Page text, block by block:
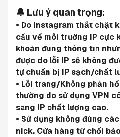
🔔 Lưu ý quan trọng:
• Do Instagram thắt chặt
cầu về môi trường IP cực
khoản đúng thông tin
được do lỗi IP sẽ không
tự chuẩn bị IP sạch/chất
• Lỗi trang/Không phản
thường do sử dụng VPN
sang IP chất lượng cao.
• Sử dụng không đúng
nick. Cửa hàng từ chối